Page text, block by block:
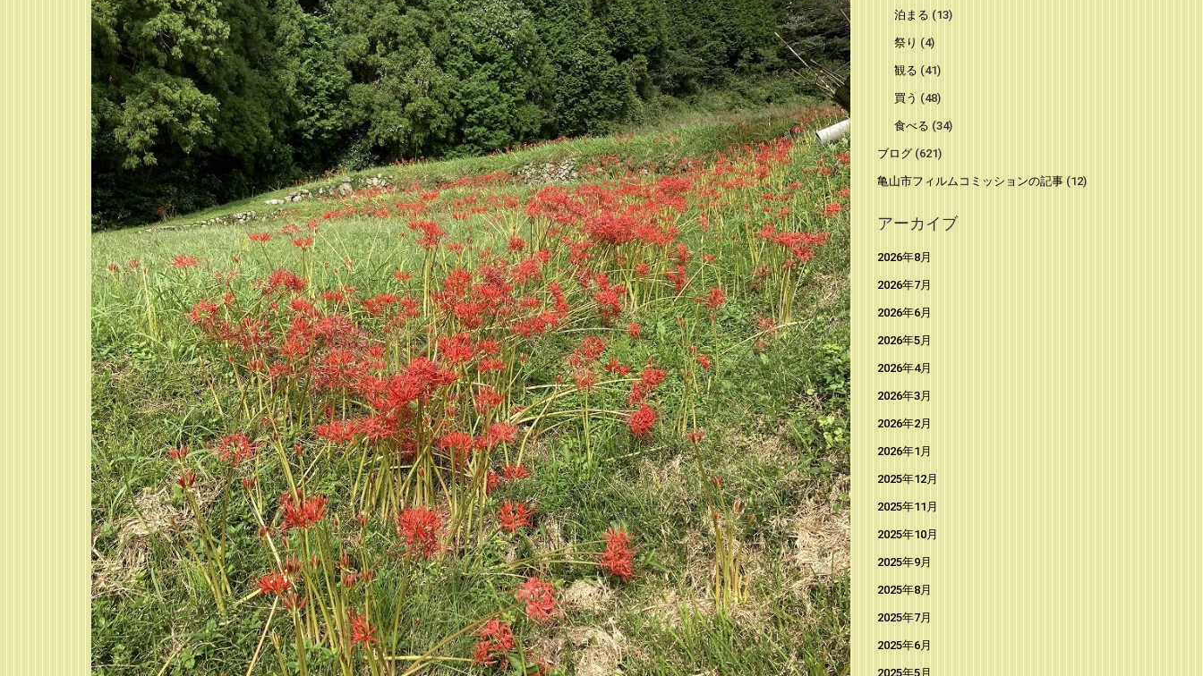
泊まる (13)
祭り (4)
観る (41)
買う (48)
食べる (34)
ブログ(621)
亀山市フィルムコミッションの記事(12)
アーカイブ
2026年8月
2026年7月
2026年6月
2026年5月
2026年4月
2026年3月
2026年2月
2026年1月
2025年12月
2025年11月
2025年10月
2025年9月
2025年8月
2025年7月
2025年6月
2025年5月